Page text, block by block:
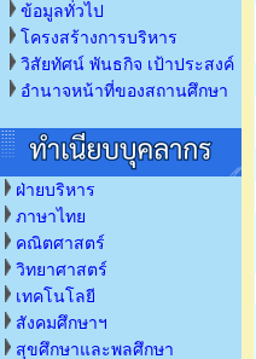
ข้อมูลทั่วไป
โครงสร้างการบริหาร
วิสัยทัศน์ พันธกิจ เป้าประสงค์
อำนาจหน้าที่ของสถานศึกษา
ฝ่ายบริหาร
ภาษาไทย
คณิตศาสตร์
วิทยาศาสตร์
เทคโนโลยี
สังคมศึกษาฯ
สุขศึกษาและพลศึกษา